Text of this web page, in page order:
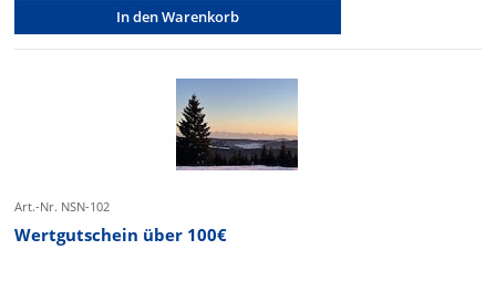
In den Warenkorb
Art.-Nr. NSN-102
Wertgutschein über 100€